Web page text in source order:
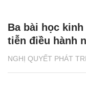
NGHỊ QUYẾT PHÁT
Ba bài học
tiễn điều hành